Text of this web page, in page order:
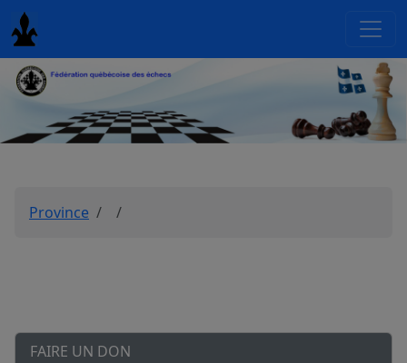
Province
FAIRE UN DON